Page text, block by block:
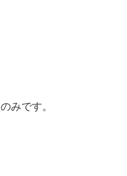
みです。